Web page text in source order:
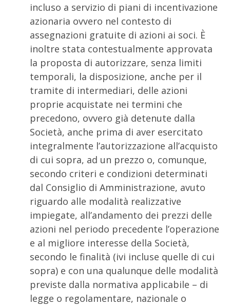
incluso a servizio di piani di incentivazione
azionaria ovvero nel contesto di
assegnazioni gratuite di azioni ai soci. È
inoltre stata contestualmente approvata
la proposta di autorizzare, senza limiti
temporali, la disposizione, anche per il
tramite di intermediari, delle azioni
proprie acquistate nei termini che
precedono, ovvero già detenute dalla
Società, anche prima di aver esercitato
integralmente l’autorizzazione all’acquisto
di cui sopra, ad un prezzo o, comunque,
secondo criteri e condizioni determinati
dal Consiglio di Amministrazione, avuto
riguardo alle modalità realizzative
impiegate, all’andamento dei prezzi delle
azioni nel periodo precedente l’operazione
e al migliore interesse della Società,
secondo le finalità (ivi incluse quelle di cui
sopra) e con una qualunque delle modalità
previste dalla normativa applicabile – di
legge o regolamentare, nazionale o